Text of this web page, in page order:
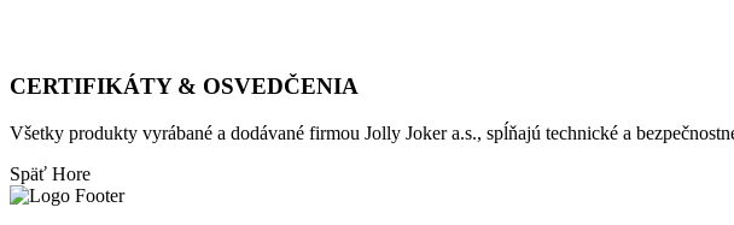
CERTIFIKÁTY & OSVEDČENIA
Všetky produkty vyrábané a dodávané firmou Jolly Joker a.s., spĺňajú technické a
Späť Hore